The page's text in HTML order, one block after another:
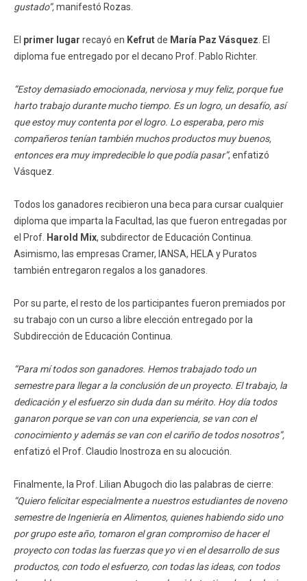
gustado”,manifestó Rozas.
El primer lugar recayó en Kefrutde María Paz Vásquez . El
diploma fue entregado por el decano Prof. Pablo Richter.
“Estoy demasiado emocionada, nerviosa y muy feliz, porque fue
harto trabajo durante mucho tiempo. Es un logro, un desafío, así
que estoy muy contenta por el logro. Lo esperaba, pero mis
compañeros tenían también muchos productos muy buenos,
entonces era muy impredecible lo que podía pasar”, enfatizó
Vásquez.
Todos los ganadores recibieron una beca para cursar cualquier
diploma que imparta la Facultad, las que fueron entregadas por
el Prof. Harold Mix, subdirector de Educación Continua.
Asimismo, las empresas Cramer, IANSA, HELA y Puratos
también entregaron regalos a los ganadores.
Por su parte, el resto de los participantes fueron premiados por
su trabajo con un curso a libre elección entregado por la
Subdirección de Educación Continua.
“Para mí todos son ganadores. Hemos trabajado todo un
semestre para llegar a la conclusión de un proyecto. El trabajo, la
dedicación y el esfuerzo sin duda dan su mérito. Hoy día todos
ganaron porque se van con una experiencia, se van con el
conocimiento y además se van con el cariño de todos nosotros”,
enfatizó el Prof. Claudio Inostroza en su alocución.
Finalmente, la Prof. Lilian Abugoch dio las palabras de cierre:
“Quiero felicitar especialmente a nuestros estudiantes de noveno
semestre de Ingeniería en Alimentos, quienes habiendo sido uno
por grupo este año, tomaron el gran compromiso de hacer el
proyecto con todas las fuerzas que yo vi en el desarrollo de sus
productos, con todo el esfuerzo, con todas las ideas, con todos